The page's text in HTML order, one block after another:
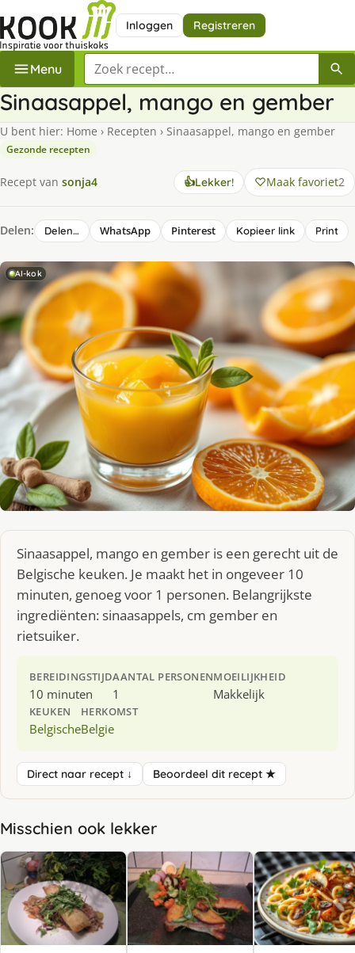
Inloggen Registreren
Menu Zoek een recept
Sinaasappel, mango en gember
U bent hier: Home › Recepten › Sinaasappel, mango en gember
Gezonde recepten
Recept van sonja4 👍Lekker! Maak favoriet2
Delen: Delen… WhatsApp Pinterest Kopieer link Print
AI-kok
Sinaasappel, mango en gember is een gerecht uit de
Belgische keuken. Je maakt het in ongeveer 10
minuten, genoeg voor 1 personen. Belangrijkste
ingrediënten: sinaasappels, cm gember en
rietsuiker.
BEREIDINGSTIJD
10 minuten
AANTAL PERSONEN
1
MOEILIJKHEID
Makkelijk
KEUKEN
Belgische
HERKOMST
Belgie
Direct naar recept ↓ Beoordeel dit recept ★
Misschien ook lekker